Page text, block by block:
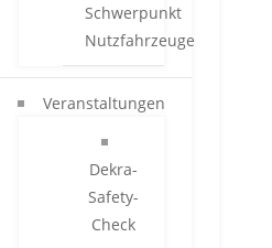
Schwerpunkt
Nutzfahrzeuge
Veranstaltungen
Dekra-
Safety-
Check